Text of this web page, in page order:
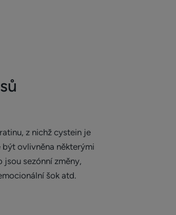
se se svým lékařem nebo
z nichž cystein je
být ovlivněna některými
sezónní změny,
šok atd.